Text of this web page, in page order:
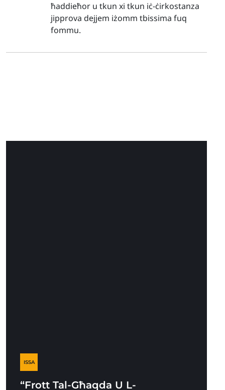
ħaddieħor u tkun xi tkun iċ-ċirkostanza
jipprova dejjem iżomm tbissima fuq
fommu.
ISSA
“Frott Tal-Għaqda U L-